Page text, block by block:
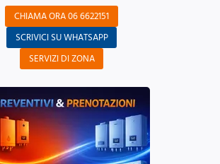
CHIAMA ORA 06 6622151
SCRIVICI SU WHATSAPP
SERVIZI DI ZONA